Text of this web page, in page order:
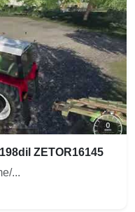
ZETOR16145
...